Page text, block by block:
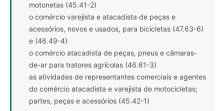
motonetas (45.41-2)
o comércio varejista e atacadista de peças e
acessórios, novos e usados, para bicicletas (47.63-6)
e (46.49-4)
o comércio atacadista de peças, pneus e câmaras-
de-ar para tratores agrícolas (46.61-3)
as atividades de representantes comerciais e agentes
do comércio atacadista e varejista de motocicletas;
partes, peças e acessórios (45.42-1)